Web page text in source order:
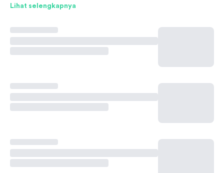
Lihat selengkapnya